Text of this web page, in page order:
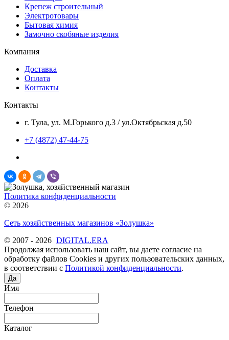
Крепеж строительный
Электротовары
Бытовая химия
Замочно скобяные изделия
Компания
Доставка
Оплата
Контакты
Контакты
г. Тула, ул. М.Горького д.3 / ул.Октябрьская д.50
+7 (4872) 47-44-75
Политика конфиденциальности
© 2026
Сеть хозяйственных магазинов «Золушка»
© 2007 - 2026 DIGITAL.ERA
Продолжая использовать наш сайт, вы даете согласие на
обработку файлов Cookies и других пользовательских данных,
в соответствии с Политикой конфиденциальности.
Да
Имя
Телефон
Каталог